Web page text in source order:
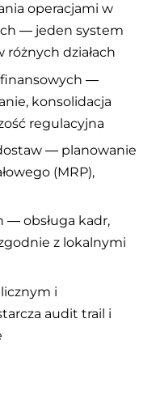
operacjami w
— jeden system
działach
—
konsolidacja
regulacyjna
— planowanie
(MRP),
— obsługa kadr,
z lokalnymi
i
audit trail i